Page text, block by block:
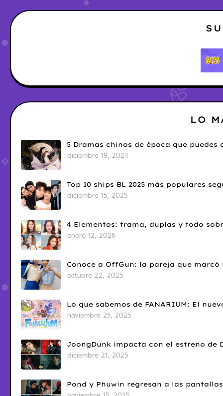
LO
5 Dramas chinos de época que
diciembre 19, 2024
Top 10 ships BL 2025 más populares
diciembre 15, 2025
4 Elementos: trama, duplas y todo
enero 12, 2026
Conoce a OffGun: la pareja que
octubre 22, 2025
Lo que sabemos de FANARIUM: El
noviembre 25, 2025
JoongDunk impacta con el estreno de
diciembre 21, 2025
Pond y Phuwin regresan a las